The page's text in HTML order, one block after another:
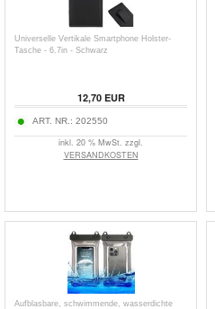
Universelle Vertikale Smartphone Holster-
Tasche - 6.7in - Schwarz
12,70EUR
ART. NR.: 202550
inkl. 20 % MwSt. zzgl.
VERSANDKOSTEN
Aufblasbare, schwimmende, wasserdichte